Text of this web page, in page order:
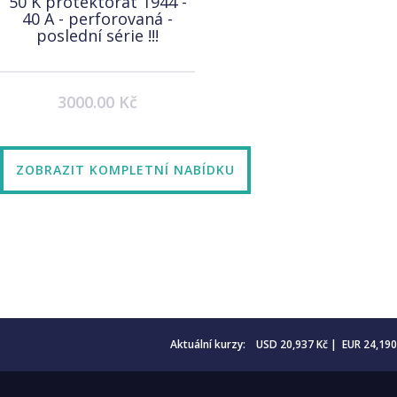
40 A - perforovaná -
poslední série !!!
3000.00 Kč
ZOBRAZIT KOMPLETNÍ NABÍDKU
Aktuální kurzy: USD 20,937 Kč | EUR